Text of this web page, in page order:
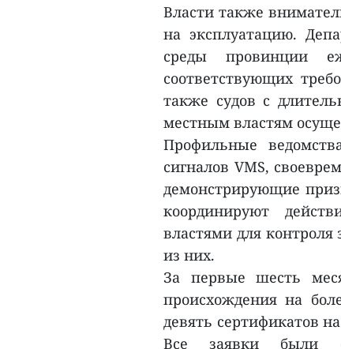
Власти также
на эксплуатацию.
среды провинции
соответствующих
также судов с
местным властям
Профильные
сигналов VMS,
демонстрирующие
координируют
властями для
из них.
За первые шесть
происхождения на
девять сертификатов
Все заявки были